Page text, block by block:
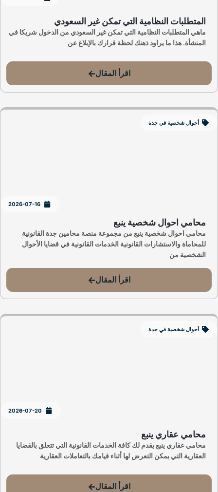
المتطلبات النظامية التي تمكن غير السعودي
ماهي المتطلبات النظامية التي تمكن غير السعودي من الدخول شريكا في
المنشأة. هذا ما يراود ذهنك لحظة قرارك بالإبلاغ عن
اقرأ المقال
أحوال شخصية في جدة
2026-07-16
محامي احوال شخصية ينبع
محامي احوال شخصية ينبع من مجموعة منصة محامين جدة القانونية
للمحاماة والاستشارات القانونية الخدمات القانونية في قضايا الأحوال
الشخصية من
اقرأ المقال
أحوال شخصية في جدة
2026-07-20
محامي عقاري ينبع
محامي عقاري ينبع يقدم لك كافة الخدمات القانونية التي تتعلق بالقضايا
العقارية التي يمكن التعرض لها أثناء قيامك بالتعاملات العقارية
اقرأ المقال